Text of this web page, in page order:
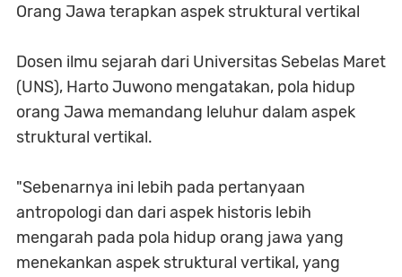
Orang Jawa terapkan aspek struktural vertikal
Dosen ilmu sejarah dari Universitas Sebelas Maret
(UNS), Harto Juwono mengatakan, pola hidup
orang Jawa memandang leluhur dalam aspek
struktural vertikal.
"Sebenarnya ini lebih pada pertanyaan
antropologi dan dari aspek historis lebih
mengarah pada pola hidup orang jawa yang
menekankan aspek struktural vertikal, yang